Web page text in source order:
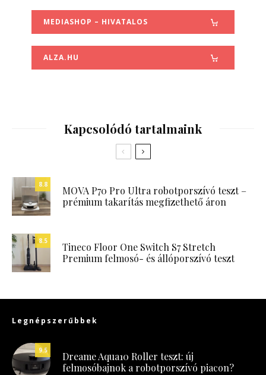
MEDIASHOP – HIVATALOS
ALZA.HU
Kapcsolódó tartalmaink
8.8
MOVA P70 Pro Ultra robotporszívó teszt –
prémium takarítás megfizethető áron
8.5
Tineco Floor One Switch S7 Stretch
Premium felmosó- és állóporszívó teszt
Legnépszerűbbek
9.5
Dreame Aqua10 Roller teszt: új
felmosóbajnok a robotporszívó piacon?